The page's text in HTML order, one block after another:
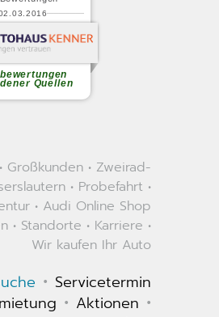
• Großkunden • Zweirad-
• Probefahrt •
• Audi Online Shop
• Standorte • Karriere •
Wir kaufen Ihr Auto
• Servicetermin
• Aktionen •